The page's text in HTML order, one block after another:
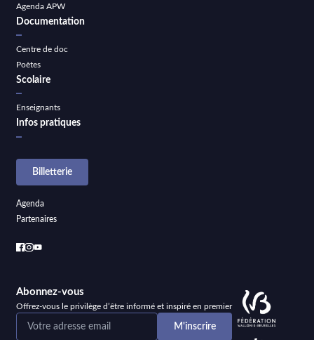
Agenda APW
Documentation
Centre de doc
Poètes
Scolaire
Enseignants
Infos pratiques
Billetterie
Agenda
Partenaires
Abonnez-vous
Offrez-vous le privilège d’être informé et inspiré en premier